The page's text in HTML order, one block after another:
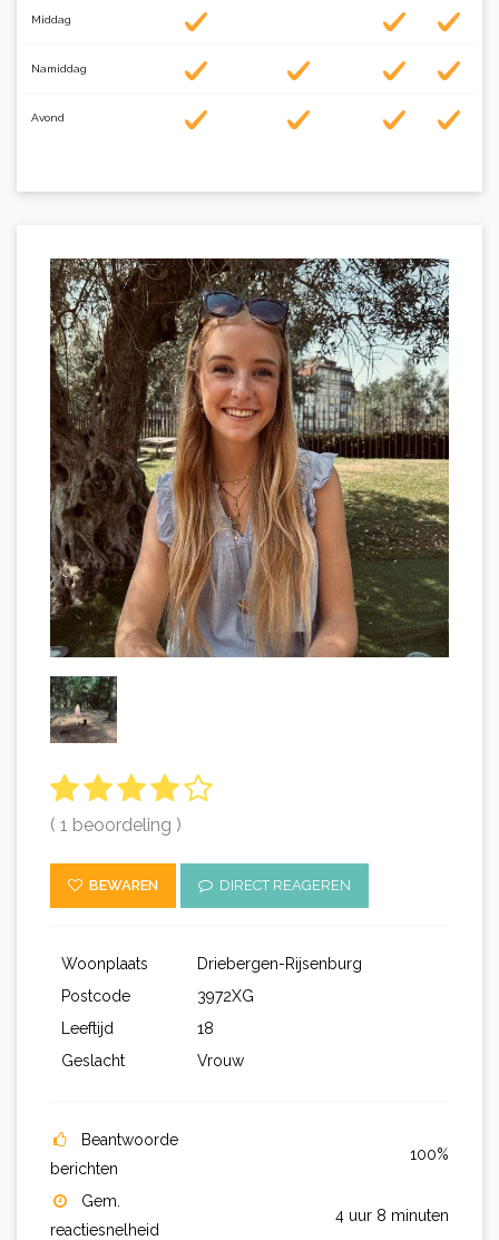
Middag
Namiddag
Avond
( 1 beoordeling )
BEWAREN DIRECT REAGEREN
Woonplaats
Driebergen-Rijsenburg
Postcode
3972XG
Leeftijd
18
Geslacht
Vrouw
Beantwoorde
berichten
100%
Gem.
reactiesnelheid
4 uur 8 minuten